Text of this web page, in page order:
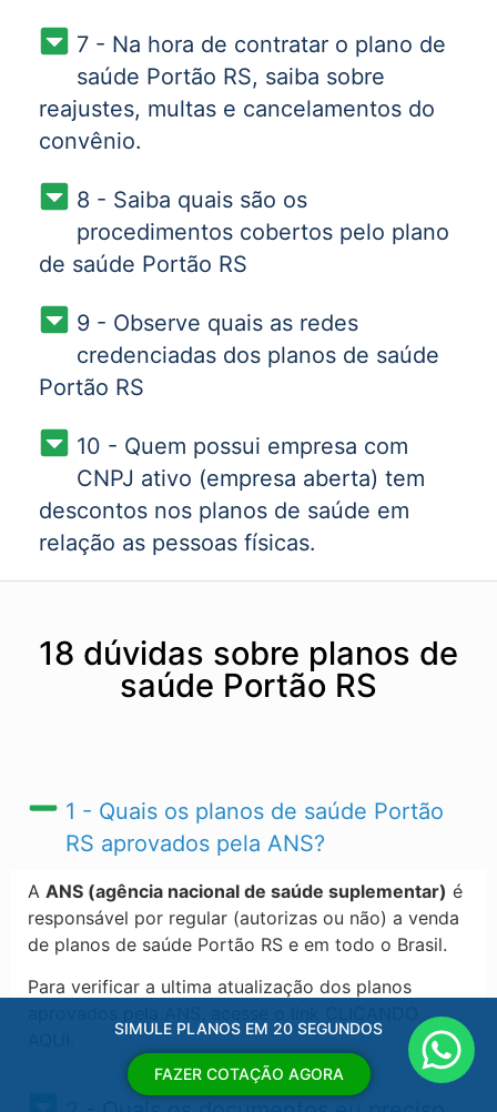
7 - Na hora de contratar o plano de
saúde Portão RS, saiba sobre
reajustes, multas e cancelamentos do
convênio.
8 - Saiba quais são os
procedimentos cobertos pelo plano
de saúde Portão RS
9 - Observe quais as redes
credenciadas dos planos de saúde
Portão RS
10 - Quem possui empresa com
CNPJ ativo (empresa aberta) tem
descontos nos planos de saúde em
relação as pessoas físicas.
18 dúvidas sobre planos de
saúde Portão RS
1 - Quais os planos de saúde Portão
RS​ aprovados pela ANS?
A ANS (agência nacional de saúde suplementar) é
responsável por regular (autorizas ou não) a venda
de planos de saúde Portão RS​ e em todo o Brasil.
Para verificar a ultima atualização dos planos
SIMULE PLANOS EM 20 SEGUNDOS
FAZER COTAÇÃO AGORA